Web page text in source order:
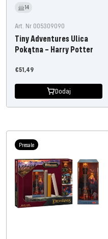
14
Art. Nr 005309090
Tiny Adventures Ulica
Pokątna – Harry Potter
Oferta
€51,49
Dodaj
Presale